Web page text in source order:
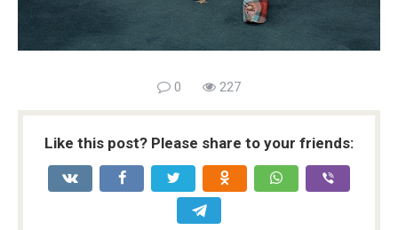
0 227
Like this post? Please share to your friends: